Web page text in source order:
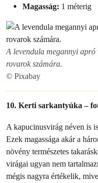
Magasság: 1 méterig
A levendula megannyi
rovarok számára.
© Pixabay
10. Kerti sarkantyúka –
A kapucinusvirág néven is
Ezek magassága akár a
növény természetes
virágai ugyan nem
mégis nagyra értékelik,